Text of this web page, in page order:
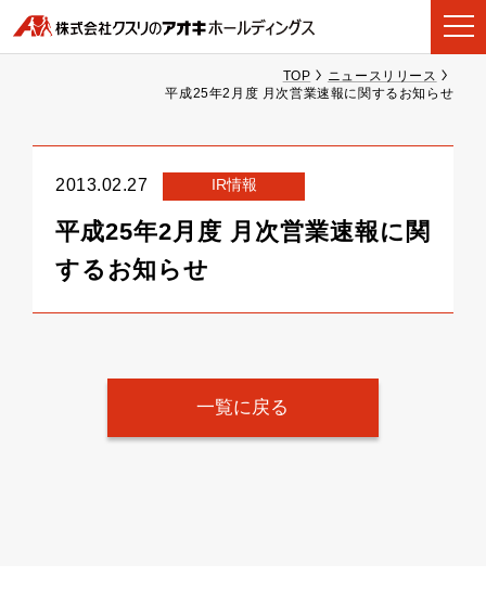
TOP
ニュースリリース
平成25年2月度 月次営業速報に関するお知らせ
2013.02.27 IR情報
平成25年2月度 月次営業速報に関
するお知らせ
一覧に戻る